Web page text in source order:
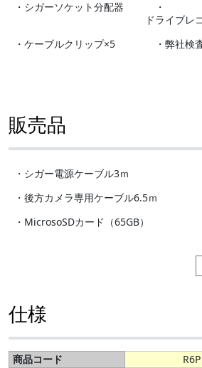
・シガーソケット分配器
・
ドライブレ
・ケーブルクリップ×5
・弊社検
販売品
・シガー電源ケーブル3ｍ
・後方カメラ専用ケーブル6.5ｍ
・MicrosoSDカード（65GB）
仕様
商品コード